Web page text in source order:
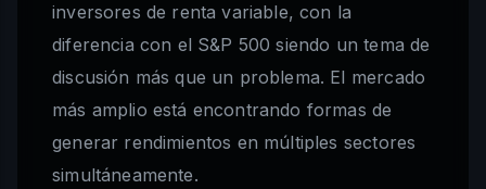
inversores de renta variable, con la
diferencia con el S&P 500 siendo un tema de
discusión más que un problema. El mercado
más amplio está encontrando formas de
generar rendimientos en múltiples sectores
simultáneamente.